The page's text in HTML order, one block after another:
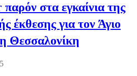
στα εγκαίνια της
έκθεσης για τον Άγιο
Θεσσαλονίκη